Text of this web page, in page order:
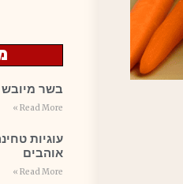
בשר מיובש
Read More »
עוגיות
אוהבים
Read More »